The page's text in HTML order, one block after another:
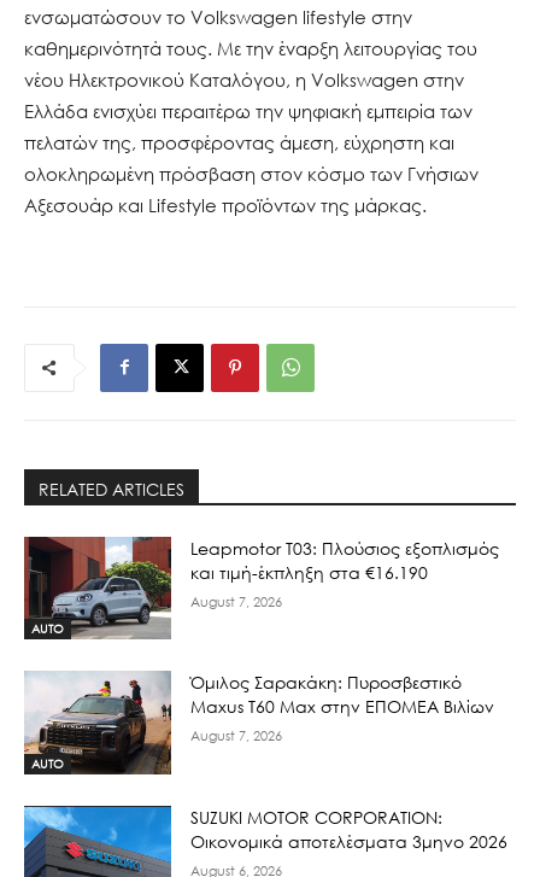
ενσωματώσουν το Volkswagen lifestyle στην
καθημερινότητά τους. Με την έναρξη λειτουργίας του
νέου Ηλεκτρονικού Καταλόγου, η Volkswagen στην
Ελλάδα ενισχύει περαιτέρω την ψηφιακή εμπειρία των
πελατών της, προσφέροντας άμεση, εύχρηστη και
ολοκληρωμένη πρόσβαση στον κόσμο των Γνήσιων
Αξεσουάρ και Lifestyle προϊόντων της μάρκας.
RELATED ARTICLES
AUTO
Leapmotor T03: Πλούσιος εξοπλισμός
και τιμή-έκπληξη στα €16.190
August 7, 2026
AUTO
Όμιλος Σαρακάκη: Πυροσβεστικό
Maxus T60 Max στην ΕΠΟΜΕΑ Βιλίων
August 7, 2026
SUZUKI MOTOR CORPORATION:
Οικονομικά αποτελέσματα 3μηνο 2026
August 6, 2026